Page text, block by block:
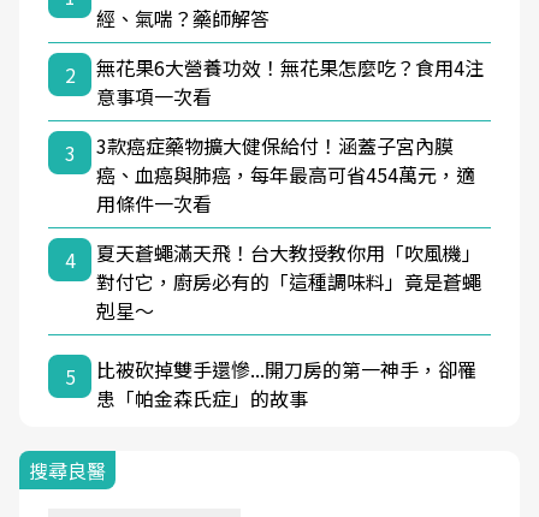
經、氣喘？藥師解答
2
無花果6大營養功效！無花果怎麼吃？食用4注
意事項一次看
3
3款癌症藥物擴大健保給付！涵蓋子宮內膜
癌、血癌與肺癌，每年最高可省454萬元，適
用條件一次看
4
夏天蒼蠅滿天飛！台大教授教你用「吹風機」
對付它，廚房必有的「這種調味料」竟是蒼蠅
剋星～
5
比被砍掉雙手還慘...開刀房的第一神手，卻罹
患「帕金森氏症」的故事
搜尋良醫